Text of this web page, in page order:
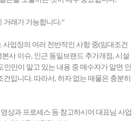
거래가 가능합니다.”
사업장의 여러 전반적인 사항 중(임대조건
사 이슈, 인근 동일브랜드 추가개점, 시설
인만이 알고 있는 내용 중 매수자가 알면 인
건입니다. 따라서, 하자 없는 매물은 충분히
상과 프로세스 등 참고하시어 대표님 사업